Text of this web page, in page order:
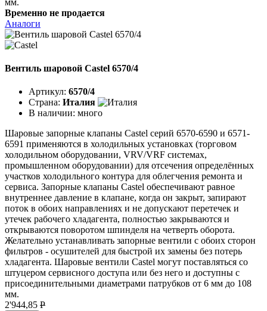
Временно не продается
Аналоги
Вентиль шаровой Castel 6570/4
Артикул: 6570/4
Страна: Италия
В наличии: много
Шаровые запорные клапаны Castel серий 6570-6590 и 6571-
6591 применяются в холодильных установках (торговом
холодильном оборудовании, VRV/VRF системах,
промышленном оборудовании) для отсечения определённых
участков холодильного контура для облегчения ремонта и
сервиса. Запорные клапаны Castel обеспечивают равное
внутреннее давление в клапане, когда он закрыт, запирают
поток в обоих направлениях и не допускают перетечек и
утечек рабочего хладагента, полностью закрываются и
открываются поворотом шпинделя на четверть оборота.
Желательно устанавливать запорные вентили с обоих сторон
фильтров - осушителей для быстрой их замены без потерь
хладагента. Шаровые вентили Castel могут поставляться со
штуцером сервисного доступа или без него и доступны с
присоединительными диаметрами патрубков от 6 мм до 108
мм.
2'944,85 P